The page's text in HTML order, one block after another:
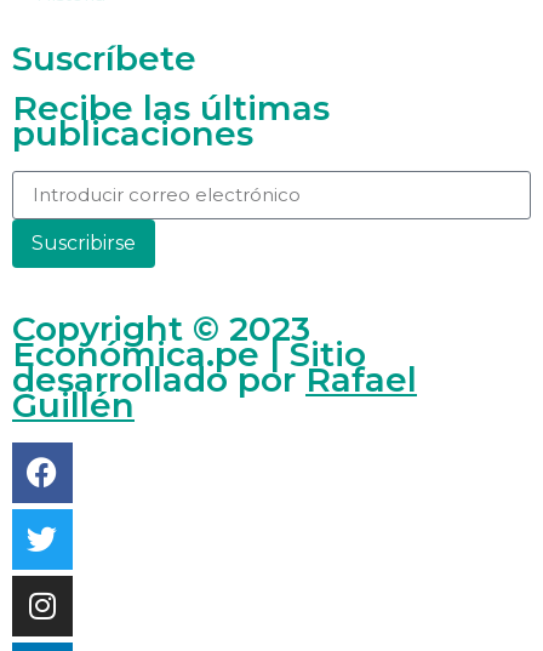
Suscríbete
Recibe las últimas
publicaciones
Suscribirse
Copyright © 2023
Económica.pe | Sitio
desarrollado porRafael
Guillén